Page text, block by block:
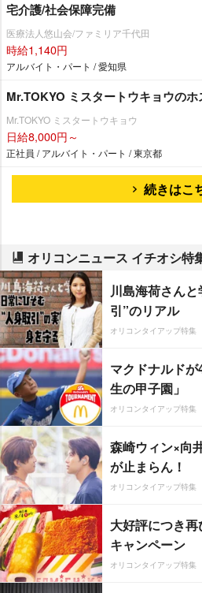
宅介護/社会保障完備
医療法人悠山会/ファミリア千代田
時給1,140円
アルバイト・パート / 愛知県
Mr.TOKYO ミスタートウキョウの
Mr.TOKYO ミスタートウキョウ
日給8,000円～
正社員 / アルバイト・パート / 東京都
続きはこ
オリコンニュース イチオシ特
川島海荷さん
引”のリアル
オリコンタイアップ特集
マクドナルド
生の甲子園」
オリコンタイアップ特集
森崎ウィン×向
が止まらん！
オリコンタイアップ特集
大好評につき
キャンペーン
オリコンタイアップ特集